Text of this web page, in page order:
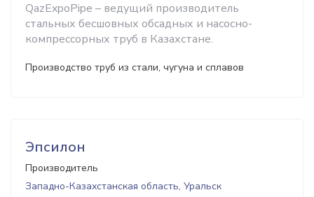
QazExpoPipe – ведущий производитель
стальных бесшовных обсадных и насосно-
компрессорных труб в Казахстане.
Производство труб из стали, чугуна и сплавов
Эпсилон
Производитель
Западно-Казахстанская область, Уральск